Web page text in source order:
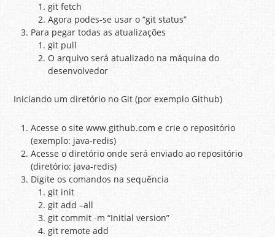
git fetch
Agora podes-se usar o “git status”
Para pegar todas as atualizações
git pull
O arquivo será atualizado na máquina do
desenvolvedor
Iniciando um diretório no Git (por exemplo Github)
Acesse o site www.github.com e crie o repositório
(exemplo: java-redis)
Acesse o diretório onde será enviado ao repositório
(diretório: java-redis)
Digite os comandos na sequência
git init
git add –all
git commit -m “Initial version”
git remote add